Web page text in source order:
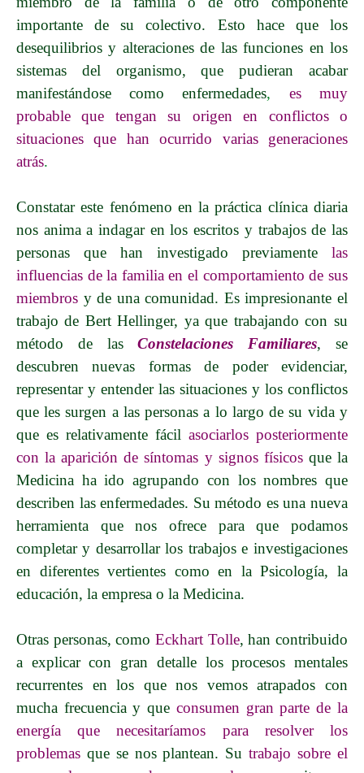
importante de su colectivo. Esto hace que los
desequilibrios y alteraciones de las funciones en los
sistemas del organismo, que pudieran acabar
manifestándose como enfermedades, es muy
probable que tengan su origen en conflictos o
situaciones que han ocurrido varias generaciones
atrás.
Constatar este fenómeno en la práctica clínica diaria
nos anima a indagar en los escritos y trabajos de las
personas que han investigado previamente
las
influencias de la familia en el comportamiento de sus
miembros y de una comunidad. Es impresionante el
trabajo de Bert Hellinger, ya que trabajando con su
método de lasConstelaciones Familiares, se
descubren nuevas formas de poder evidenciar,
representar y entender las situaciones y los conflictos
que les surgen a las personas a lo largo de su vida y
que es relativamente fácil asociarlos posteriormente
con la aparición de síntomas y signos físicos que la
Medicina ha ido agrupando con los nombres que
describen las enfermedades. Su método es una nueva
herramienta que nos ofrece para que podamos
completar y desarrollar los trabajos e investigaciones
en diferentes vertientes como en la Psicología, la
educación, la empresa o la Medicina.
Otras personas, como Eckhart Tolle, han contribuido
a explicar con gran detalle los procesos mentales
recurrentes en los que nos vemos atrapados con
mucha frecuencia y que consumen gran parte de la
energía que necesitaríamos para resolver los
problemas que se nos plantean. Su trabajo sobre el